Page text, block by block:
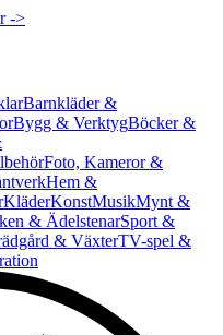
->
Barnkläder &
Bygg & VerktygBöcker &
Foto, Kameror &
Hem &
KläderKonstMusikMynt &
& ÄdelstenarSport &
& VäxterTV-spel &